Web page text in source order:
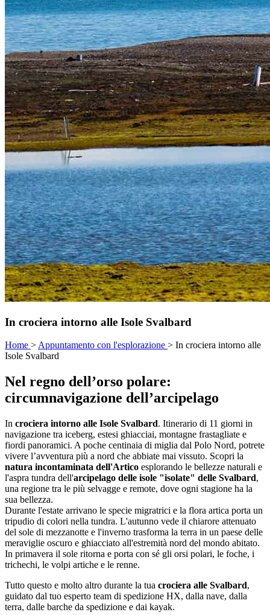
In crociera intorno alle Isole Svalbard
Home > Appuntamento con l'esplorazione > In crociera intorno alle
Isole Svalbard
Nel regno dell’orso polare:
circumnavigazione dell’arcipelago
In crociera intorno alle Isole Svalbard. Itinerario di 11 giorni in
navigazione tra iceberg, estesi ghiacciai, montagne frastagliate e
fiordi panoramici. A poche centinaia di miglia dal Polo Nord, potrete
vivere l’avventura più a nord che abbiate mai vissuto. Scopri la
natura incontaminata dell'Artico esplorando le bellezze naturali e
l'aspra tundra dell'arcipelago delle isole "isolate" delle Svalbard,
una regione tra le più selvagge e remote, dove ogni stagione ha la
sua bellezza.
Durante l'estate arrivano le specie migratrici e la flora artica porta un
tripudio di colori nella tundra. L'autunno vede il chiarore attenuato
del sole di mezzanotte e l'inverno trasforma la terra in un paese delle
meraviglie oscuro e ghiacciato all'estremità nord del mondo abitato.
In primavera il sole ritorna e porta con sé gli orsi polari, le foche, i
trichechi, le volpi artiche e le renne.
Tutto questo e molto altro durante la tua crociera alle Svalbard,
guidato dal tuo esperto team di spedizione HX, dalla nave, dalla
terra, dalle barche da spedizione e dai kayak.